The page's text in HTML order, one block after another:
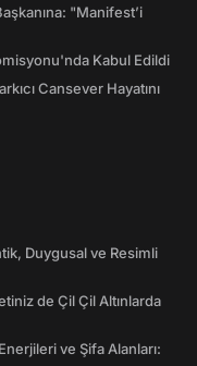
"Manifest’i
Kabul Edildi
Cansever Hayatını
Duygusal ve Resimli
de Çil Çil Altınlarda
ve Şifa Alanları: